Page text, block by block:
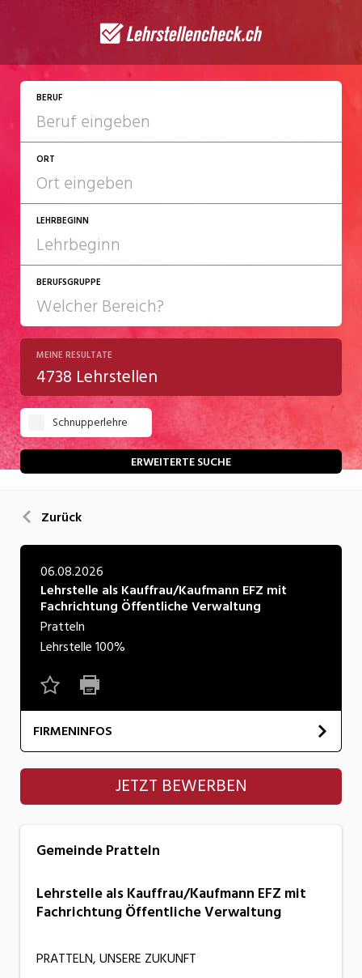
BERUF
ORT
LEHRBEGINN
2027
2028
BERUFSGRUPPE
Chemie/Pharma
Gastgewerbe
Gesundheit/Pflege/Soziales
Handwerk/Technik
Kultur
Natur
Verkehr/Logistik
Wirtschaft/Verwaltung
MEINE RESULTATE
4738 Lehrstellen
Schnupperlehre
ERWEITERTE SUCHE
Zurück
06.08.2026
Lehrstelle als Kauffrau/Kaufmann EFZ mit
Fachrichtung Öffentliche Verwaltung
Pratteln
Lehrstelle100%
FIRMENINFOS
Gemeinde Pratteln
JETZT BEWERBEN
Gemeinde Pratteln
Lehrstelle als Kauffrau/Kaufmann EFZ mit
Fachrichtung Öffentliche Verwaltung
PRATTELN, UNSERE ZUKUNFT